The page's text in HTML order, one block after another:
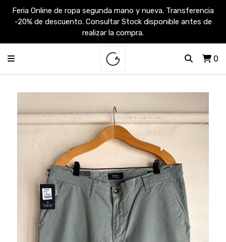
Feria Online de ropa segunda mano y nueva. Transferencia
-20% de descuento. Consultar Stock disponible antes de
realizar la compra.
0